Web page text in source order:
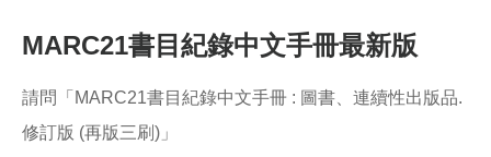
MARC21書目紀錄中文手冊最新版
請問「MARC21書目紀錄中文手冊 : 圖書、連續性出版品.
修訂版 (再版三刷)」